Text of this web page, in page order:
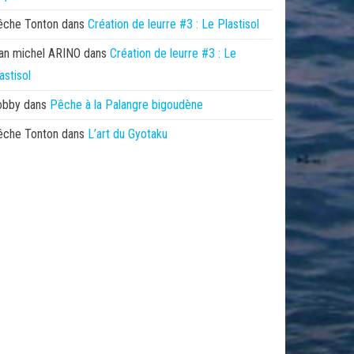
Tonton dans Création de leurre #3 : Le Plastisol
michel ARINO dans Création de leurre #3 : Le
dans Pêche à la Palangre bigoudène
Tonton dans L’art du Gyotaku